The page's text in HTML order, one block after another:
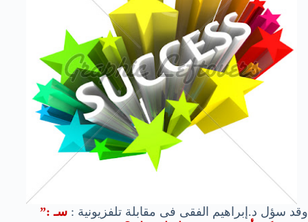
وقد سؤل د.إبراهيم الفقى فى مقابلة تلفزيونية : سـ :”